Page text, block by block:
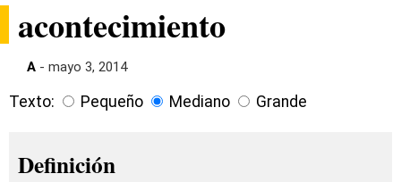
acontecimiento
A - mayo 3, 2014
Texto: Pequeño Mediano Grande
Definición